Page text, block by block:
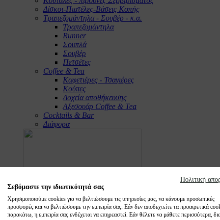
Δίσκοι-Πιατέλες-Βάσεις Κοπής
Τραπεζομάντηλα - Σουβέρ - κ.α.
Τραπεζομάντηλα
Runner
Σουπλά
Σουβέρ
Πετσέτες
Coffee & Tea
Καφετιέρες - Τσαγιέρες
Κούπες
Δοχεία αποθήκευσης
Αξεσουάρ Coffee & Tea
Cocktails & Bar
Διάφορα
Πολιτική
Σεβόμαστε την ιδιωτικότητά σας
Χρησιμοποιούμε cookies για να βελτιώσουμε τις υπηρεσίες μας, να κάνουμε προσωπικές
προσφορές και να βελτιώσουμε την εμπειρία σας. Εάν δεν αποδεχτείτε τα προαιρετικά
παρακάτω, η εμπειρία σας ενδέχεται να επηρεαστεί. Εάν θέλετε να μάθετε περισσότερα,